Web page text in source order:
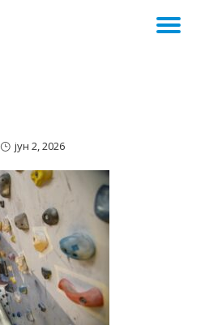
јун 2, 2026